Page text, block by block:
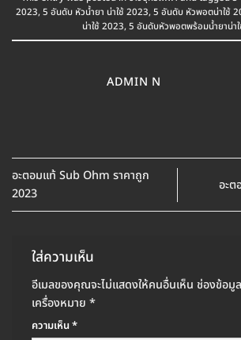
2023, 5 อันดับ หัวน้ำยา น่าใช้ 2023, 5 อันดับ หัวพอตน่าใช้
น่าใช้ 2023, 5 อันดับหัวพอตพร้อมน้ำยาน่า
ADMIN N
อะตอมแท้ Sub Ohm ราคาถูก
2023
อะต
ใส่ความเห็น
อีเมลของคุณจะไม่แสดงให้คนอื่นเห็น ช่องข้อมู
เครื่องหมาย *
ความเห็น*